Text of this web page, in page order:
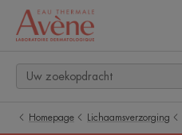
Homepage Lichaamsverzorging